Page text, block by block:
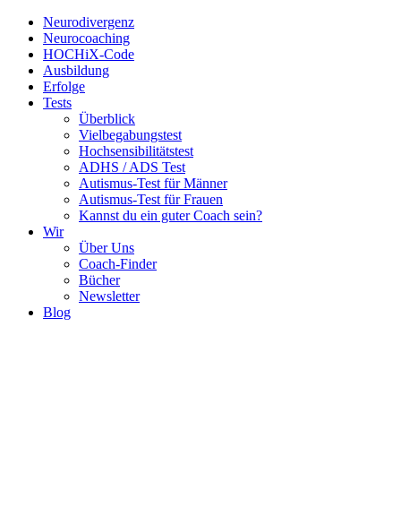
Neurodivergenz
Neurocoaching
HOCHiX-Code
Ausbildung
Erfolge
Tests
Überblick
Vielbegabungstest
Hochsensibilitätstest
ADHS / ADS Test
Autismus-Test für Männer
Autismus-Test für Frauen
Kannst du ein guter Coach sein?
Wir
Über Uns
Coach-Finder
Bücher
Newsletter
Blog